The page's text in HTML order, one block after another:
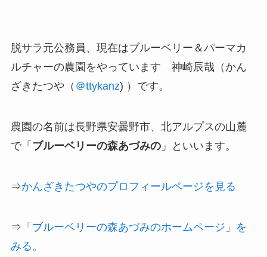
脱サラ元公務員、現在はブルーベリー＆パーマカ
ルチャーの農園 をやっています 神崎辰哉（かん
ざきたつや（ ＠ttykanz) ）です。
農園の名前は長野県安曇野市、北アルプスの山麓
で「 ブルーベリーの森あづみの」といいます。
⇒かんざきたつやのプロフィールページを見る
⇒ 「ブルーベリーの森あづみのホームページ」を
みる。